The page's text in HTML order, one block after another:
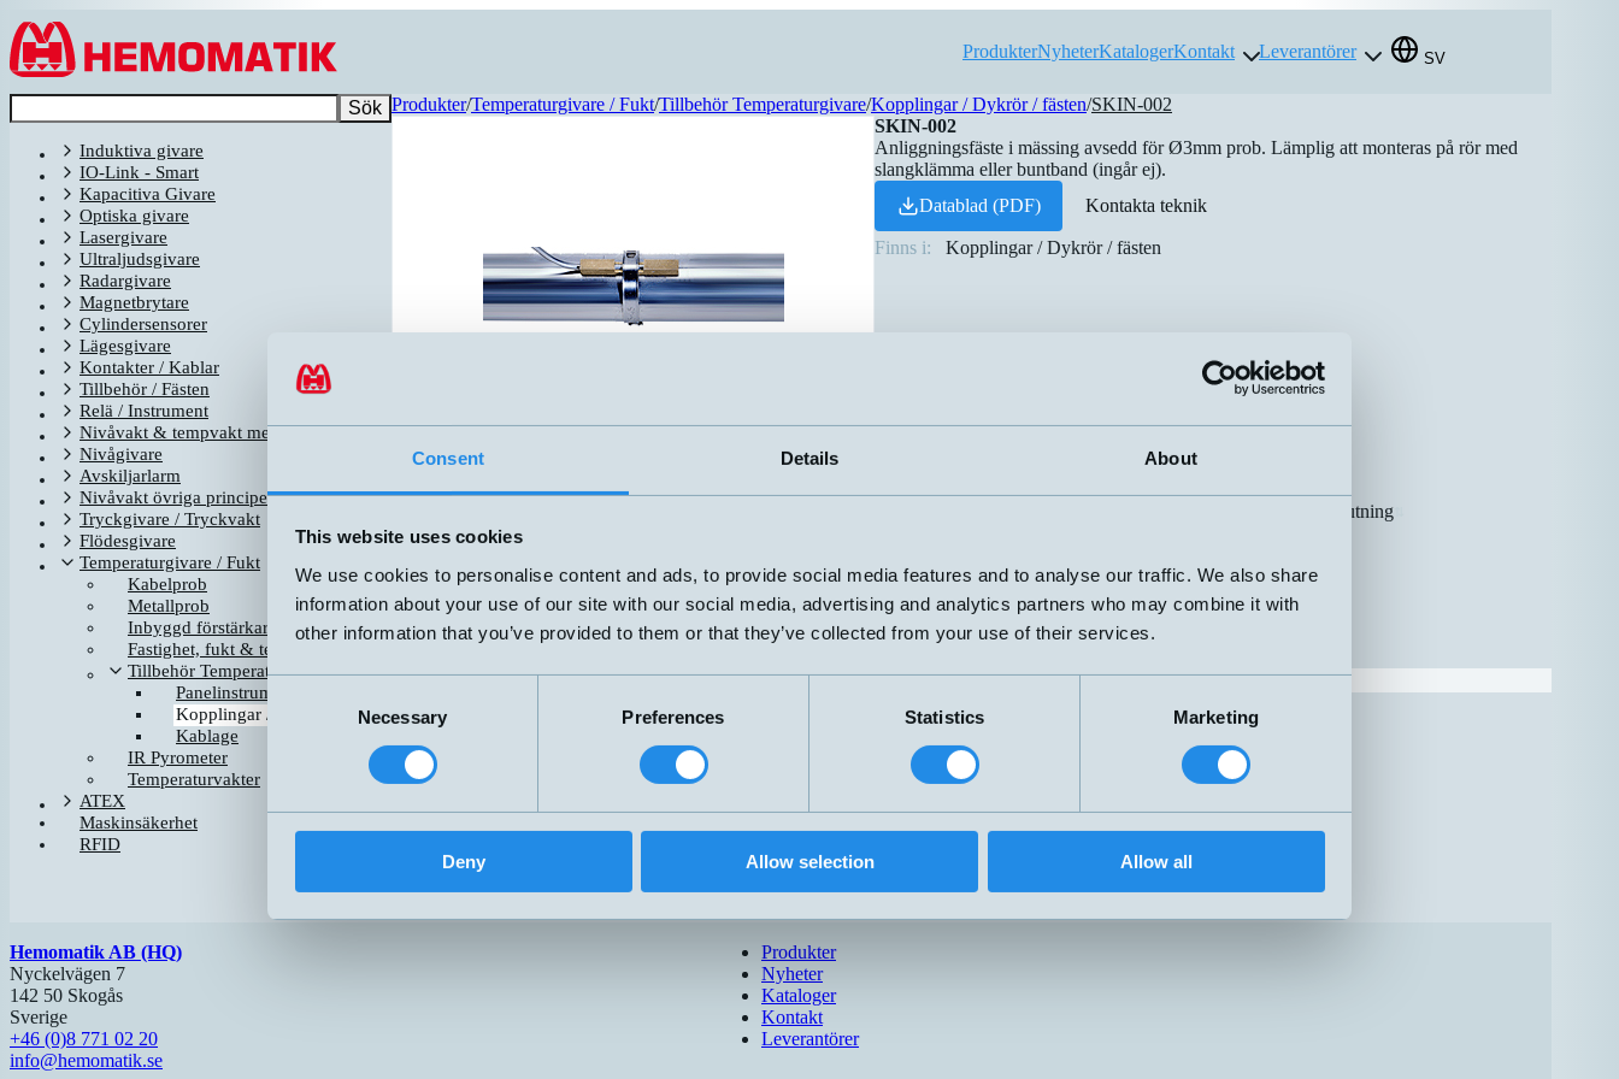
Consent Details About
This website uses cookies
We use cookies to personalise content and ads, to provide social media features and to analyse our traffic. We also share
information about your use of our site with our social media, advertising and analytics partners who may combine it with
other information that you’ve provided to them or that they’ve collected from your use of their services.
Consent
Selection
Necessary Preferences Statistics Marketing
Deny Allow selection Allow all
Hoppa till innehållet
ProdukterNyheterKatalogerKontakt Leverantörer SV
Sök
Induktiva givare
IO-Link - Smart
Kapacitiva Givare
Optiska givare
Lasergivare
Ultraljudsgivare
Radargivare
Magnetbrytare
Cylindersensorer
Lägesgivare
Kontakter / Kablar
Tillbehör / Fästen
Relä / Instrument
Nivåvakt & tempvakt med flottör
Nivågivare
Avskiljarlarm
Nivåvakt övriga principer
Tryckgivare / Tryckvakt
Flödesgivare
Temperaturgivare / Fukt
Kabelprob
Metallprob
Inbyggd förstärkare, 4-20mA
Fastighet, fukt & temperatur
Tillbehör Temperaturgivare
Panelinstrument
Kopplingar / Dykrör / fästen
Kablage
IR Pyrometer
Temperaturvakter
ATEX
Maskinsäkerhet
RFID
Produkter/Temperaturgivare / Fukt/Tillbehör Temperaturgivare/Kopplingar / Dykrör / fästen/SKIN-002
SKIN-002
Anliggningsfäste i mässing avsedd för Ø3mm prob. Lämplig att monteras på rör med
slangklämma eller buntband (ingår ej).
Datablad (PDF)
Kontakta teknik
Finns i: Kopplingar / Dykrör / fästen
Relaterade produkter
Anslutning⇅
CFM-AG-3-AE
CFP-AD-3-AE
CFP-AD-6-AE
CFP-AG-6-AE
SKIN-002
TWCF-OL0200M30AL
G1/2"
TWCF-OL0300M30AD
Dykrör
G1/4"
G1/4"
Hemomatik AB (HQ)
Nyckelvägen 7
142 50 Skogås
Sverige
+46 (0)8 771 02 20
info@hemomatik.se
Produkter
Nyheter
Kataloger
Kontakt
Leverantörer